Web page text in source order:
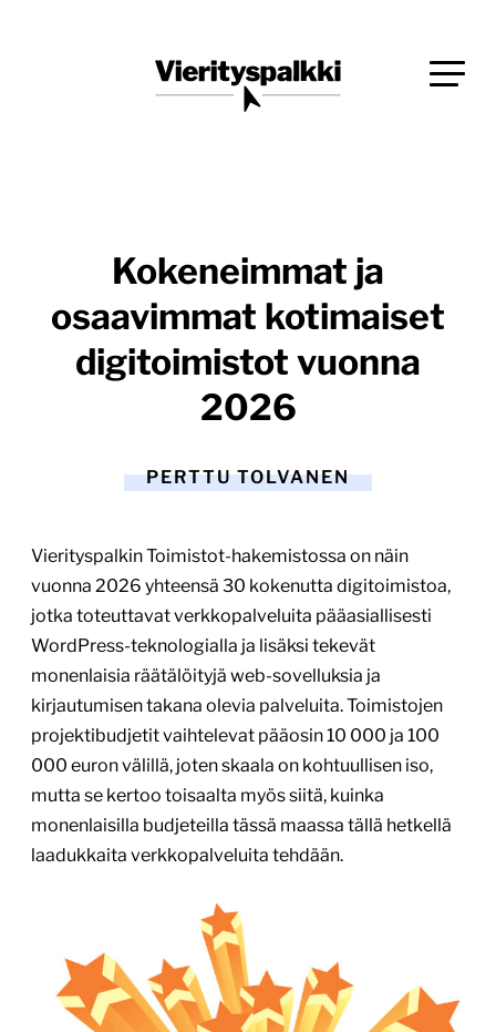
Vierityspalkki.fi
Kokeneimmat ja
osaavimmat kotimaiset
digitoimistot vuonna
2026
PERTTU TOLVANEN
Vierityspalkin Toimistot-hakemistossa on näin
vuonna 2026 yhteensä 30 kokenutta digitoimistoa,
jotka toteuttavat verkkopalveluita pääasiallisesti
WordPress-teknologialla ja lisäksi tekevät
monenlaisia räätälöityjä web-sovelluksia ja
kirjautumisen takana olevia palveluita. Toimistojen
projektibudjetit vaihtelevat pääosin 10 000 ja 100
000 euron välillä, joten skaala on kohtuullisen iso,
mutta se kertoo toisaalta myös siitä, kuinka
monenlaisilla budjeteilla tässä maassa tällä hetkellä
laadukkaita verkkopalveluita tehdään.